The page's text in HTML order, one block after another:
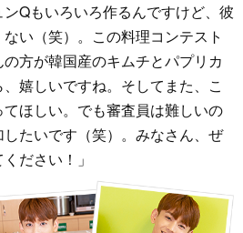
Qもいろいろ作るんですけど、彼
い（笑）。この料理コンテスト
方が韓国産のキムチとパプリカ
嬉しいですね。そしてまた、こ
ほしい。でも審査員は難しいの
たいです（笑）。みなさん、ぜ
ださい！」